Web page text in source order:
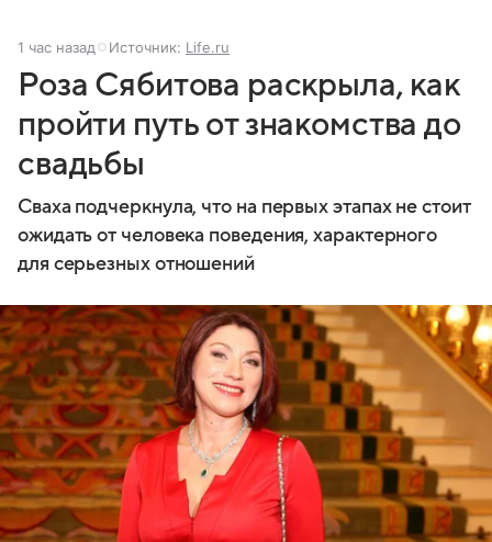
1 час назад Источник: Life.ru
Роза Сябитова раскрыла, как
пройти путь от знакомства до
свадьбы
Сваха подчеркнула, что на первых этапах не стоит
ожидать от человека поведения, характерного
для серьезных отношений